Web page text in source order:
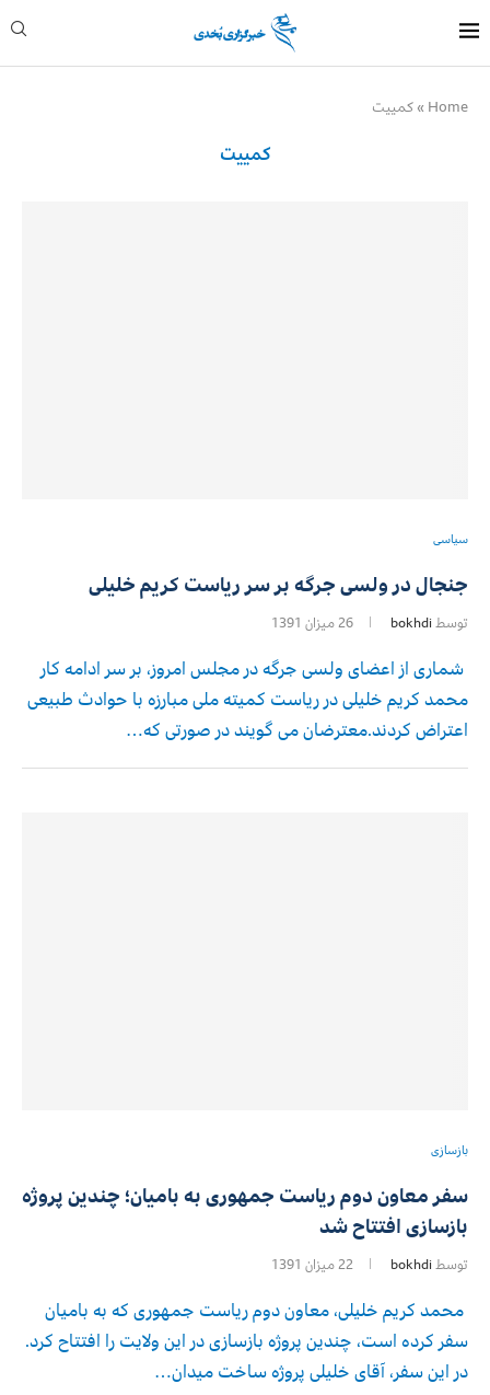
Home
»کمییت
کمییت
سیاسی
جنجال در ولسی جرگه بر سر ریاست کریم خلیلی
توسط bokhdi 26 میزان 1391
شماری از اعضای ولسی جرگه در مجلس امروز، بر سر ادامه کار
محمد کریم خلیلی در ریاست کمیته ملی مبارزه با حوادث طبیعی
اعتراض کردند.معترضان می گویند در صورتی که…
بازسازی
سفر معاون دوم ریاست جمهوری به بامیان؛ چندین پروژه
بازسازی افتتاح شد
توسط bokhdi 22 میزان 1391
محمد کریم خلیلی، معاون دوم ریاست جمهوری که به بامیان
سفر کرده است، چندین پروژه بازسازی در این ولایت را افتتاح کرد.
در این سفر، آقای خلیلی پروژه ساخت میدان…